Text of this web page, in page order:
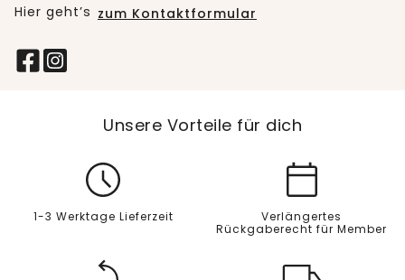
Hier geht’s zum Kontaktformular
Unsere Vorteile für dich
1-3 Werktage Lieferzeit
Verlängertes
Rückgaberecht für Member